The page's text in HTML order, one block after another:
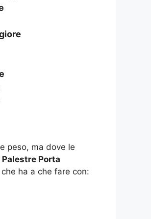
peso, ma dove le
Porta
ha a che fare con: